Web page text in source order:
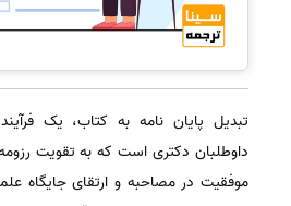
تبدیل پایان نامه به کتاب، یک
داوطلبان دکتری است که به تقویت
موفقیت در مصاحبه و ارتقای جایگاه